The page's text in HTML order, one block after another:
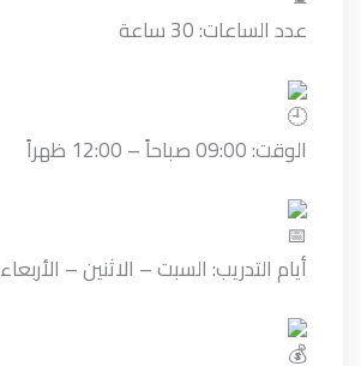
عدد الساعات: 30 ساعة
الوقت: 09:00 صباحاً – 12:00 ظهراً
أيام التدريب: السبت – الاثنين – الأربعاء